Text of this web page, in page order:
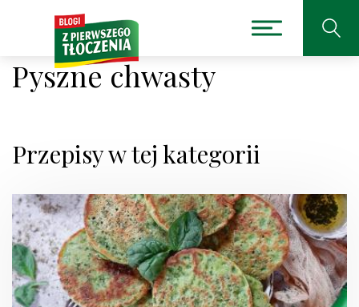
Pyszne chwasty
Przepisy w tej kategorii